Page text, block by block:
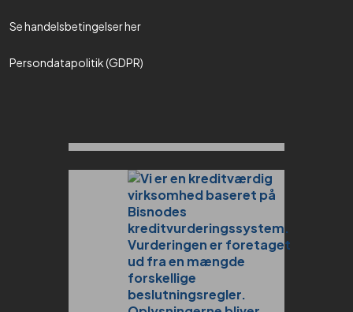
Se handelsbetingelser her​
Persondatapolitik (GDPR)